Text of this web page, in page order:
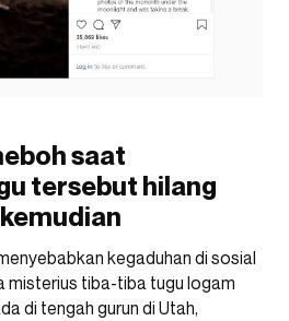
saat
tersebut hilang
kegaduhan di sosial
misterius tiba-tiba tugu logam
di tengah gurun di Utah,